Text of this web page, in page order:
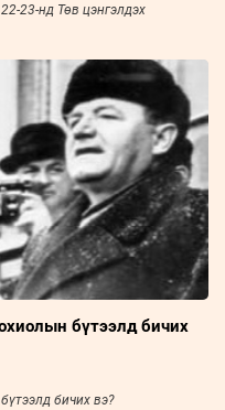
23-нд Төв цэнгэлдэх
бүтээлд бичих
бичих вэ?